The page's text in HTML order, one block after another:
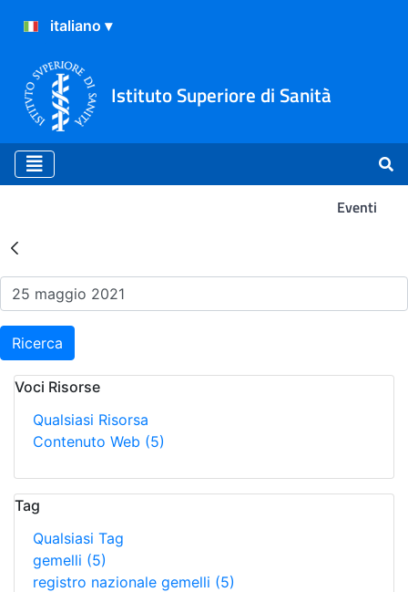
Istituto Superiore di Sanità
Eventi
Risultati della Ricerca -
Ricerca
Voci Risorse
Qualsiasi Risorsa
Contenuto Web (5)
Tag
Qualsiasi Tag
gemelli (5)
registro nazionale gemelli (5)